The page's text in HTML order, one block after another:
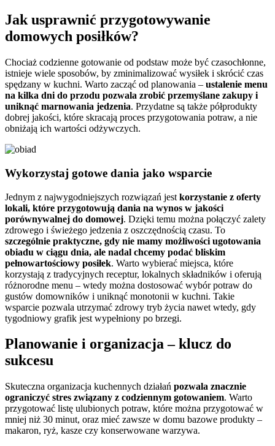
Jak usprawnić przygotowywanie
domowych posiłków?
Chociaż codzienne gotowanie od podstaw może być czasochłonne,
istnieje wiele sposobów, by zminimalizować wysiłek i skrócić czas
spędzany w kuchni. Warto zacząć od planowania – ustalenie menu
na kilka dni do przodu pozwala zrobić przemyślane zakupy i
uniknąć marnowania jedzenia. Przydatne są także półprodukty
dobrej jakości, które skracają proces przygotowania potraw, a nie
obniżają ich wartości odżywczych.
Wykorzystaj gotowe dania jako wsparcie
Jednym z najwygodniejszych rozwiązań jest korzystanie z oferty
lokali, które przygotowują dania na wynos w jakości
porównywalnej do domowej. Dzięki temu można połączyć zalety
zdrowego i świeżego jedzenia z oszczędnością czasu. To
szczególnie praktyczne, gdy nie mamy możliwości ugotowania
obiadu w ciągu dnia, ale nadal chcemy podać bliskim
pełnowartościowy posiłek. Warto wybierać miejsca, które
korzystają z tradycyjnych receptur, lokalnych składników i oferują
różnorodne menu – wtedy można dostosować wybór potraw do
gustów domowników i uniknąć monotonii w kuchni. Takie
wsparcie pozwala utrzymać zdrowy tryb życia nawet wtedy, gdy
tygodniowy grafik jest wypełniony po brzegi.
Planowanie i organizacja – klucz do
sukcesu
Skuteczna organizacja kuchennych działań pozwala znacznie
ograniczyć stres związany z codziennym gotowaniem. Warto
przygotować listę ulubionych potraw, które można przygotować w
mniej niż 30 minut, oraz mieć zawsze w domu bazowe produkty –
makaron, ryż, kasze czy konserwowane warzywa.